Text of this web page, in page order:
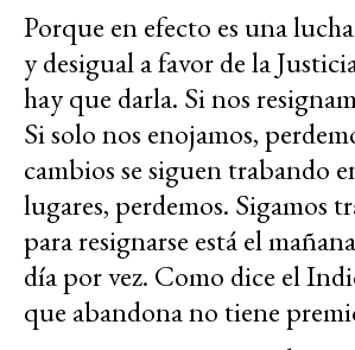
Porque en efecto es una
y desigual a favor de la
hay que darla. Si nos
Si solo nos enojamos,
cambios se siguen trabando
lugares, perdemos. Sigamos
para resignarse está el
día por vez. Como dice el
que abandona no tiene